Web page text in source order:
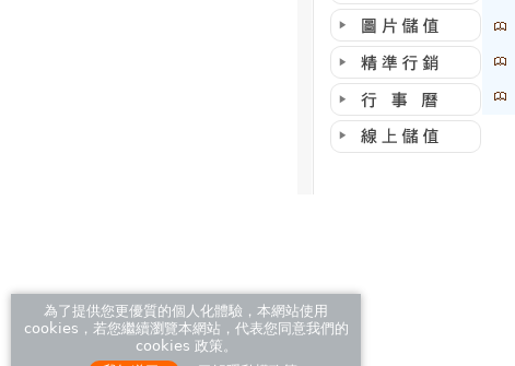
為了提供您更優質的個人化體驗，本網站使用
cookies，若您繼續瀏覽本網站，代表您同意我們的
cookies 政策。